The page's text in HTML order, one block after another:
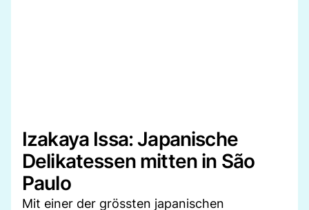
Izakaya Issa: Japanische
Delikatessen mitten in São
Paulo
Mit einer der grössten japanischen